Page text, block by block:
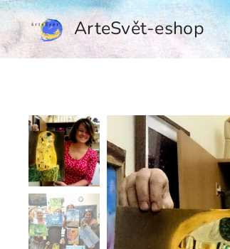
ArteSvět-eshop